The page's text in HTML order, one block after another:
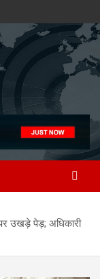
उखड़े पेड़; अधिकारी